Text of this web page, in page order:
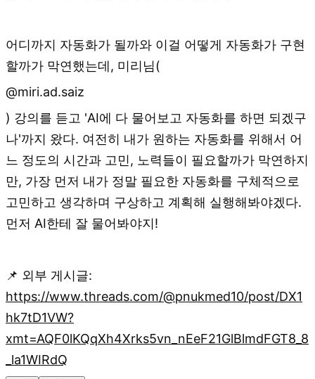
어디까지 자동화가 될까와 이걸 어떻게 자동화가 구현
할까가 막연했는데, 미리님(
@miri.ad.saiz
) 강의를 듣고 'AI에 다 물어보고 자동화를 하면 되겠구
나'까지 왔다. 여전히 내가 원하는 자동화를 위해서 어
느 정도의 시간과 고민, 노력들이 필요할까가 막연하지
만, 가장 먼저 내가 정말 필요한 자동화를 구체적으로
고민하고 생각하며 구상하고 계획해 실행해봐야겠다.
먼저 AI한테 잘 물어봐야지!
📌 외부 게시글:
https://www.threads.com/@pnukmed10/post/DX1
hk7tD1VW?
xmt=AQF0lKQqXh4Xrks5vn_nEeF21GlBlmdFGT8_8
_la1WIRdQ